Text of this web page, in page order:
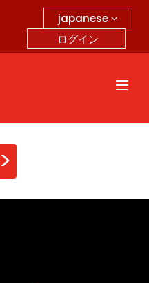
japanese
ログイン
>